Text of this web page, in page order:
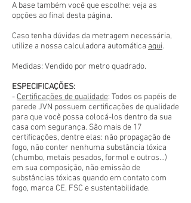
A base também você que escolhe: veja as
opções ao final desta página.
Caso tenha dúvidas da metragem necessária,
utilize a nossa calculadora automática aqui.
Medidas: Vendido por metro quadrado.
ESPECIFICAÇÕES:
- Certificações de qualidade: Todos os papéis de
parede JVN possuem certificações de qualidade
para que você possa colocá-los dentro da sua
casa com segurança. São mais de 17
certificações, dentre elas: não propagação de
fogo, não conter nenhuma substância tóxica
(chumbo, metais pesados, formol e outros...)
em sua composição, não emissão de
substâncias tóxicas quando em contato com
fogo, marca CE, FSC e sustentabilidade.